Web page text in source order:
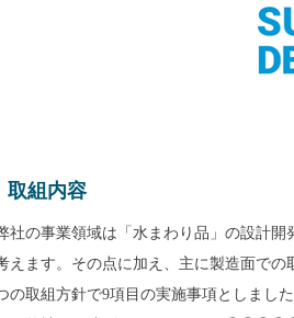
取組内容
社の事業領域は「水まわり品」の設計
えます。その点に加え、主に製造面で
の取組方針で9項目の実施事項としまし